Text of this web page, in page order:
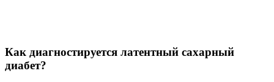
Как диагностируется латентный сахарный
диабет?